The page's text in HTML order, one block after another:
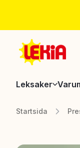
Leksaker
Startsida